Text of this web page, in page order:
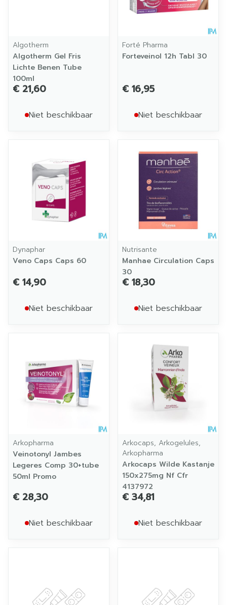
Algotherm
Algotherm Gel Fris
Lichte Benen Tube
100ml
€ 21,60
Niet beschikbaar
Forté Pharma
Forteveinol 12h Tabl 30
€ 16,95
Niet beschikbaar
Dynaphar
Veno Caps Caps 60
€ 14,90
Niet beschikbaar
Nutrisante
Manhae Circulation Caps
30
€ 18,30
Niet beschikbaar
Arkopharma
Veinotonyl Jambes
Legeres Comp 30+tube
50ml Promo
€ 28,30
Niet beschikbaar
Arkocaps, Arkogelules,
Arkopharma
Arkocaps Wilde Kastanje
150x275mg Nf Cfr
4137972
€ 34,81
Niet beschikbaar